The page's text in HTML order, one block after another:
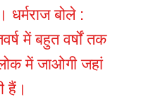
बोले :
में बहुत वर्षों तक
में जाओगी जहां
हैं।